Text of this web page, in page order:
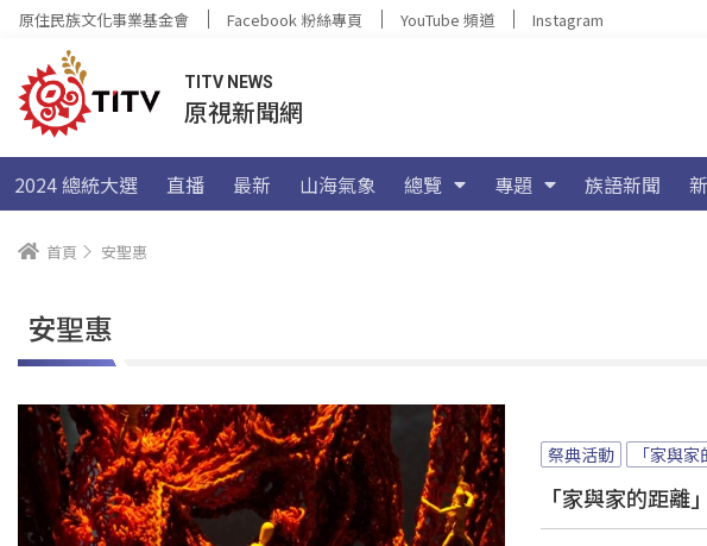
原住民族文化事業基金會 Facebook 粉絲專頁 YouTube 頻道 Instagram
TITV NEWS
原視新聞網
2024 總統大選 直播 最新 山海氣象 總覽 專題 族語新聞
首頁 安聖惠
安聖惠
祭典活動 「家與
「家與家的距離